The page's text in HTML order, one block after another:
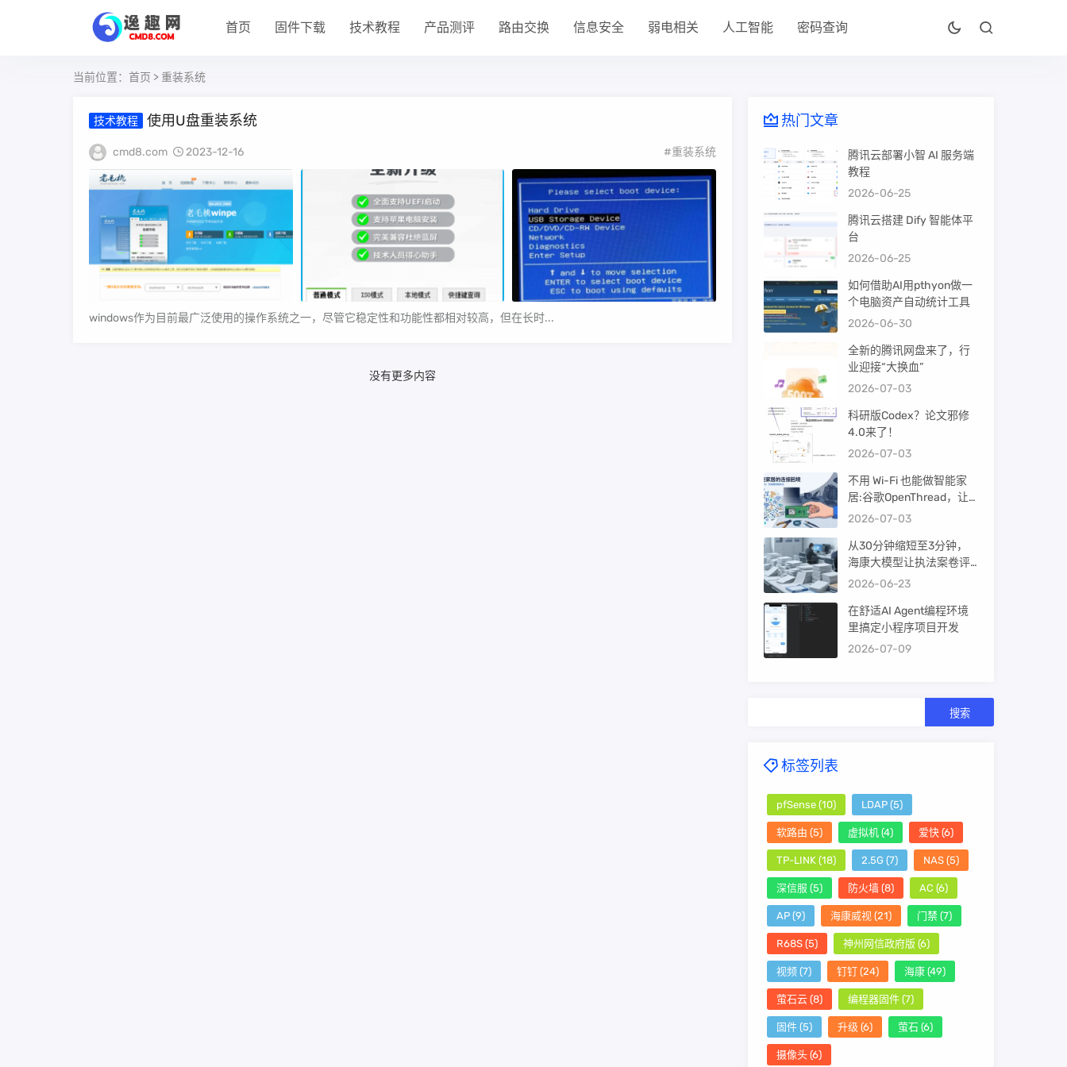
首页 固件下载 技术教程 产品测评 路由交换 信息安全 弱电相关 人工智能 密码查询
当前位置： 首页 > 重装系统
技术教程 使用U盘重装系统
cmd8.com 2023-12-16 #重装系统
windows作为目前最广泛使用的操作系统之一，尽管它稳定性和功能性都相对较高，但在长时...
没有更多内容
热门文章
腾讯云部署小智 AI 服务端
教程
2026-06-25
腾讯云搭建 Dify 智能体平
台
2026-06-25
如何借助AI用pthyon做一
个电脑资产自动统计工具
2026-06-30
全新的腾讯网盘来了，行
业迎接“大换血”
2026-07-03
科研版Codex？论文邪修
4.0来了！
2026-07-03
不用 Wi-Fi 也能做智能家
居:谷歌OpenThread，让
ESP32-C6 直接组 Thread
2026-07-03
从30分钟缩短至3分钟，
海康大模型让执法案卷评
查提效10倍！
2026-06-23
在舒适AI Agent编程环境
里搞定小程序项目开发
2026-07-09
标签列表
pfSense (10) LDAP (5)
软路由 (5) 虚拟机 (4) 爱快 (6)
TP-LINK (18) 2.5G (7) NAS (5)
深信服 (5) 防火墙 (8) AC (6)
AP (9) 海康威视 (21) 门禁 (7)
R68S (5) 神州网信政府版 (6)
视频 (7) 钉钉 (24) 海康 (49)
萤石云 (8) 编程器固件 (7)
固件 (5) 升级 (6) 萤石 (6)
摄像头 (6)